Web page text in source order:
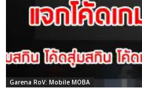
Garena RoV: Mobile MOBA